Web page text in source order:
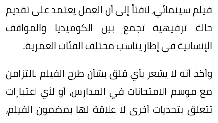
فيلم سينمائي، لافتاً إلى أن العمل يعتمد على تقديم
حالة ترفيهية تجمع بين الكوميديا والمواقف
الإنسانية في إطار يناسب مختلف الفئات العمرية.
وأكد أنه لا يشعر بأي قلق بشأن طرح الفيلم بالتزامن
مع موسم الامتحانات في المدارس، أو لأي اعتبارات
تتعلق بتحديات أخرى لا علاقة لها بمضمون الفيلم،